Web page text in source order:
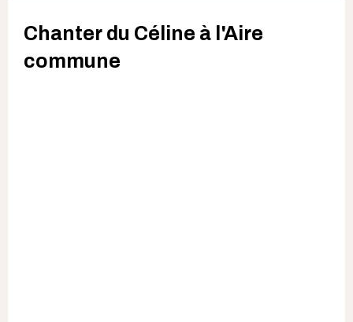
Chanter du Céline à l'Aire
commune